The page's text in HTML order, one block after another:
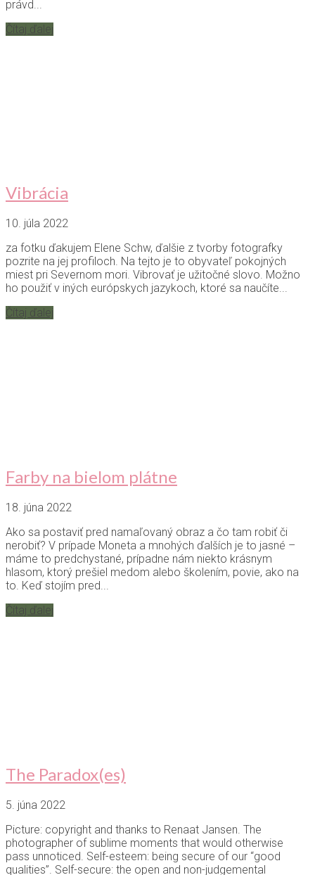
právd...
Čítaj ďalej
Vibrácia
10. júla 2022
za fotku ďakujem Elene Schw, ďalšie z tvorby fotografky
pozrite na jej profiloch. Na tejto je to obyvateľ pokojných
miest pri Severnom mori. Vibrovať je užitočné slovo. Možno
ho použiť v iných európskych jazykoch, ktoré sa naučíte...
Čítaj ďalej
Farby na bielom plátne
18. júna 2022
Ako sa postaviť pred namaľovaný obraz a čo tam robiť či
nerobiť? V prípade Moneta a mnohých ďalších je to jasné –
máme to predchystané, prípadne nám niekto krásnym
hlasom, ktorý prešiel medom alebo školením, povie, ako na
to. Keď stojím pred...
Čítaj ďalej
The Paradox(es)
5. júna 2022
Picture: copyright and thanks to Renaat Jansen. The
photographer of sublime moments that would otherwise
pass unnoticed. Self-esteem: being secure of our “good
qualities”. Self-secure: the open and non-judgemental